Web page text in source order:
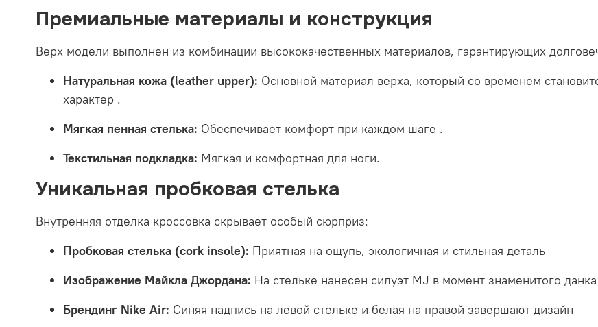
Премиальные материалы и конструкция
Верх модели выполнен из комбинации высококачественных материалов, гарантирующих
Натуральная кожа (leather upper): Основной материал верха, который со временем
характер .
Мягкая пенная стелька: Обеспечивает комфорт при каждом шаге .
Текстильная подкладка: Мягкая и комфортная для ноги.
Уникальная пробковая стелька
Внутренняя отделка кроссовка скрывает особый сюрприз:
Пробковая стелька (cork insole): Приятная на ощупь, экологичная и стильная деталь
Изображение Майкла Джордана: На стельке нанесен силуэт MJ в момент знаменитого
Брендинг Nike Air: Синяя надпись на левой стельке и белая на правой завершают дизайн